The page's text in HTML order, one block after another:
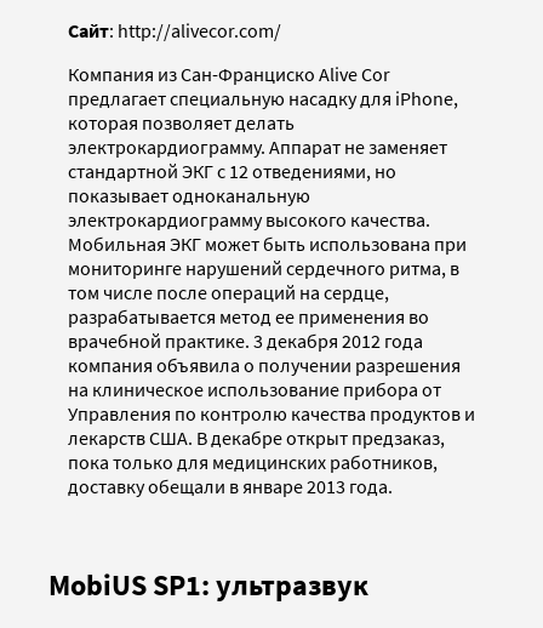
Сайт: http://alivecor.com/
Компания из Сан-Франциско Alive Cor
предлагает специальную насадку для iPhone,
которая позволяет делать
электрокардиограмму. Аппарат не заменяет
стандартной ЭКГ с 12 отведениями, но
показывает одноканальную
электрокардиограмму высокого качества.
Мобильная ЭКГ может быть использована при
мониторинге нарушений сердечного ритма, в
том числе после операций на сердце,
разрабатывается метод ее применения во
врачебной практике. 3 декабря 2012 года
компания объявила о получении разрешения
на клиническое использование прибора от
Управления по контролю качества продуктов и
лекарств США. В декабре открыт предзаказ,
пока только для медицинских работников,
доставку обещали в январе 2013 года.
MobiUS SP1: ультразвук